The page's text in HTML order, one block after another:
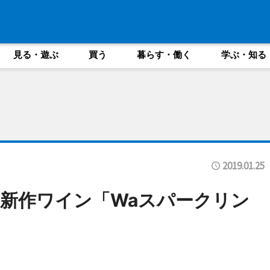
見る・遊ぶ 買う 暮らす・働く 学ぶ・知る
2019.01.25
作ワイン「Waスパークリン